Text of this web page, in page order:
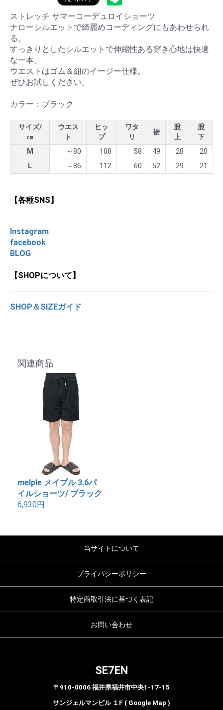
ストレッチ サマーコーデュロイショーツ
ナローシルエットで綺麗めコーディングにもあわせられ
る。
すっきりとしたシルエットで伸縮性ある穿き心地は快適
な一本。
ウエストはゴム＆紐のイージー仕様。
ぜひお試しください。
カラー：ブラック
サイズ/
㎝
ウエス
ト
ヒッ
プ
ワタ
リ
裾
股
上
股
下
M
～80 108 58 49 28
20
L
～86 112 60 52 29 21
【各種SNS】
Instagram
facebook
BLOG
【SHOPについて】
SHOP＆SIZEガイド
関連商品
melple メイプル 3.6パ
イルショーツ/ ブラック
6,930円
当サイトについて
プライバシーポリシー
特定商取引法に基づく表記
お問い合わせ
SE7EN
〒910-0006 福井県福井市中央1-17-15
サンジェルマンビル １F ( Google Map )